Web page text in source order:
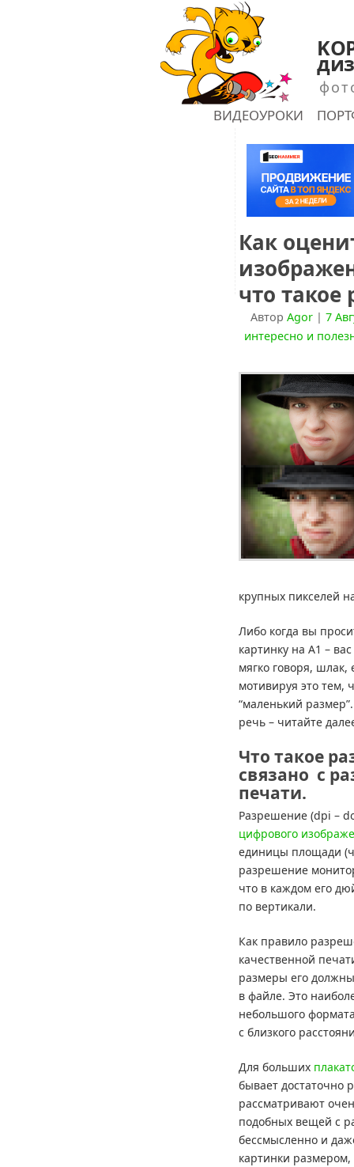
ВИДЕОУРОКИ
Как
что такое
Автор Agor | 7
интересно и
крупных пикселей
Либо когда вы
картинку на А1 –
мягко говоря, шлак,
мотивируя это тем,
“маленький
речь – читайте
Что такое
связано с
печати.
Разрешение (dpi –
цифрового
единицы площади
разрешение
что в каждом его
по вертикали.
Как правило
качественной
размеры его
в файле. Это
небольшого
с близкого
Для больших
бывает достаточно
рассматривают
подобных вещей с
бессмысленно и
картинки